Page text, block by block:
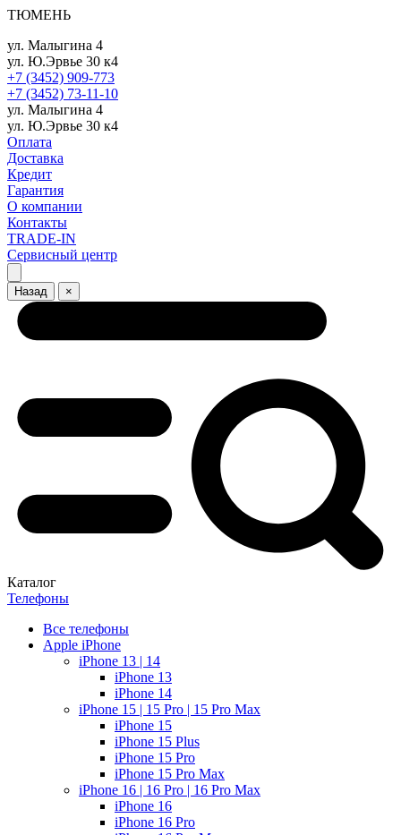
ТЮМЕНЬ
ул. Малыгина 4
ул. Ю.Эрвье 30 к4
+7 (3452) 909-773
+7 (3452) 73-11-10
ул. Малыгина 4
ул. Ю.Эрвье 30 к4
Оплата
Доставка
Кредит
Гарантия
О компании
Контакты
TRADE-IN
Сервисный центр
Назад ×
Каталог
Телефоны
Все телефоны
Apple iPhone
iPhone 13 | 14
iPhone 13
iPhone 14
iPhone 15 | 15 Pro | 15 Pro Max
iPhone 15
iPhone 15 Plus
iPhone 15 Pro
iPhone 15 Pro Max
iPhone 16 | 16 Pro | 16 Pro Max
iPhone 16
iPhone 16 Pro